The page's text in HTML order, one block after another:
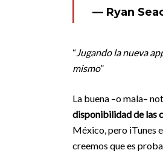
— Ryan
“Jugando la nueva
mismo”
La buena –o mala–
disponibilidad de las
México, pero iTunes
creemos que es